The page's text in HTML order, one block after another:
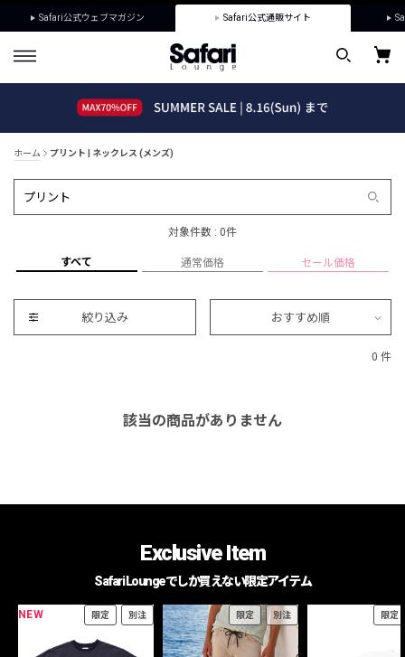
Safari公式ウェブマガジン Safari公式通販サイト
ホーム プリント | ネックレス (メンズ)
対象件数 : 0件
すべて 通常価格 セール価格
絞り込み おすすめ順
0 件
該当の商品がありません
Exclusive Item
Safari Loungeでしか買えない限定アイテム
NEW 限定 別注 限定 別注 限定